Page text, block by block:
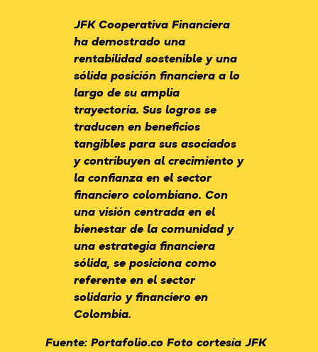
JFK Cooperativa Financiera
ha demostrado una
rentabilidad sostenible y una
sólida posición financiera a lo
largo de su amplia
trayectoria. Sus logros se
traducen en beneficios
tangibles para sus asociados
y contribuyen al crecimiento y
la confianza en el sector
financiero colombiano. Con
una visión centrada en el
bienestar de la comunidad y
una estrategia financiera
sólida, se posiciona como
referente en el sector
solidario y financiero en
Colombia.
Fuente: Portafolio.co Foto cortesía JFK